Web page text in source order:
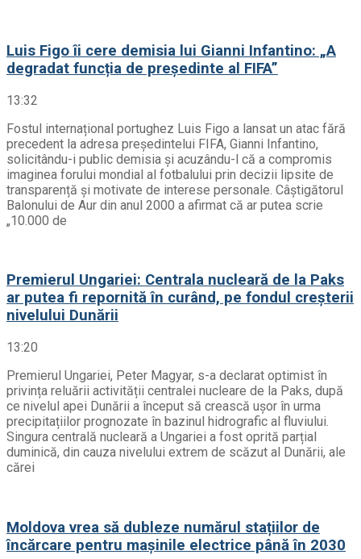
Luis Figo îi cere demisia lui Gianni Infantino: „A
degradat funcția de președinte al FIFA”
13:32
Fostul internațional portughez Luis Figo a lansat un atac fără
precedent la adresa președintelui FIFA, Gianni Infantino,
solicitându-i public demisia și acuzându-l că a compromis
imaginea forului mondial al fotbalului prin decizii lipsite de
transparență și motivate de interese personale. Câștigătorul
Balonului de Aur din anul 2000 a afirmat că ar putea scrie
„10.000 de
Premierul Ungariei: Centrala nucleară de la Paks
ar putea fi repornită în curând, pe fondul creșterii
nivelului Dunării
13:20
Premierul Ungariei, Peter Magyar, s-a declarat optimist în
privința reluării activității centralei nucleare de la Paks, după
ce nivelul apei Dunării a început să crească ușor în urma
precipitațiilor prognozate în bazinul hidrografic al fluviului.
Singura centrală nucleară a Ungariei a fost oprită parțial
duminică, din cauza nivelului extrem de scăzut al Dunării, ale
cărei
Moldova vrea să dubleze numărul stațiilor de
încărcare pentru mașinile electrice până în 2030